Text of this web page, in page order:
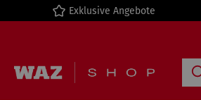
Zur Hauptnavigation springen
Exklusive Angebote